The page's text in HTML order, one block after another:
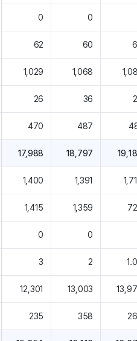
0 0
62 60
1,029 1,068
26 36
470 487
17,988 18,797
1,400 1,391
1,415 1,359
0 0
3 2
12,301 13,003
235 358